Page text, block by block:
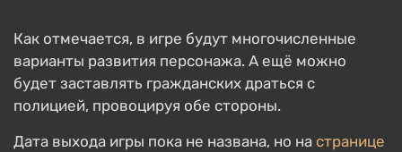
Как отмечается, в игре будут многочисленные
варианты развития персонажа. А ещё можно
будет заставлять гражданских драться с
полицией, провоцируя обе стороны.
Дата выхода игры пока не названа, но на странице